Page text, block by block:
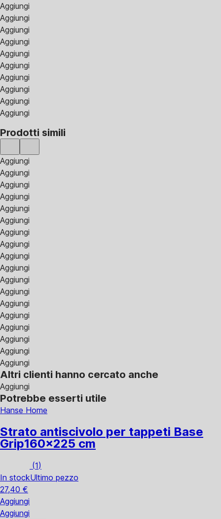
Aggiungi
Aggiungi
Aggiungi
Aggiungi
Aggiungi
Aggiungi
Aggiungi
Aggiungi
Aggiungi
Aggiungi
Prodotti simili
Aggiungi
Aggiungi
Aggiungi
Aggiungi
Aggiungi
Aggiungi
Aggiungi
Aggiungi
Aggiungi
Aggiungi
Aggiungi
Aggiungi
Aggiungi
Aggiungi
Aggiungi
Aggiungi
Aggiungi
Aggiungi
Altri clienti hanno cercato anche
Aggiungi
Potrebbe esserti utile
Hanse Home
Strato antiscivolo per tappeti Base
Grip160x225 cm
(1)
In stockUltimo pezzo
27,40 €
Aggiungi
Aggiungi